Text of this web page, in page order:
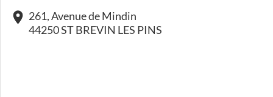
261, Avenue de Mindin
44250 ST BREVIN LES PINS